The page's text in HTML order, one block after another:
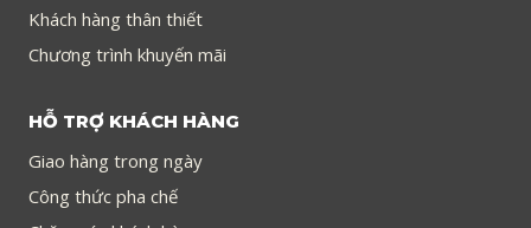
Khách hàng thân thiết
Chương trình khuyến mãi
HỖ TRỢ KHÁCH HÀNG
Giao hàng trong ngày
Công thức pha chế